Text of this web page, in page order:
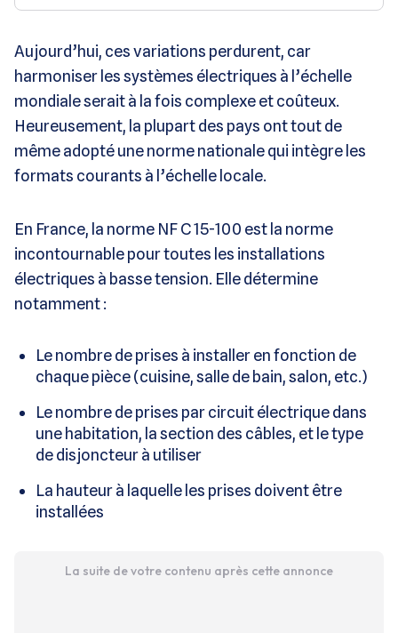
Aujourd’hui, ces variations perdurent, car
harmoniser les systèmes électriques à l’échelle
mondiale serait à la fois complexe et coûteux.
Heureusement, la plupart des pays ont tout de
même adopté une norme nationale qui intègre les
formats courants à l’échelle locale.
En France, la norme NF C 15-100 est la norme
incontournable pour toutes les installations
électriques à basse tension. Elle détermine
notamment :
Le nombre de prises à installer en fonction de
chaque pièce (cuisine, salle de bain, salon, etc.)
Le nombre de prises par circuit électrique dans
une habitation, la section des câbles, et le type
de disjoncteur à utiliser
La hauteur à laquelle les prises doivent être
installées
La suite de votre contenu après cette annonce